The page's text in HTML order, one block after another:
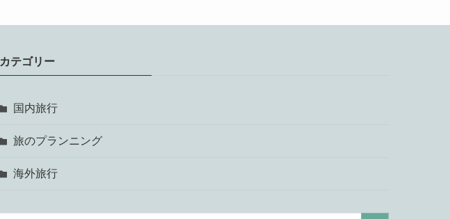
カテゴリー
国内旅行
旅のプランニング
海外旅行